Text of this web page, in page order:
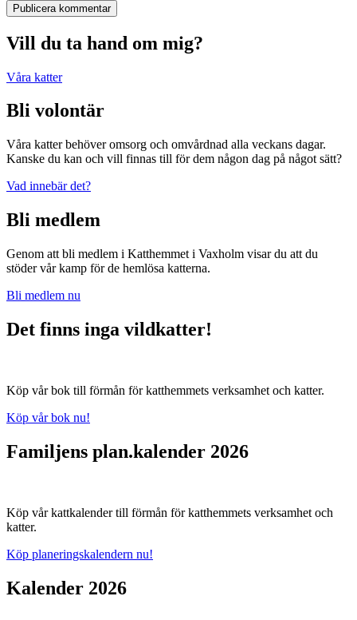
Publicera kommentar
Vill du ta hand om mig?
Våra katter
Bli volontär
Våra katter behöver omsorg och omvårdnad alla veckans dagar.
Kanske du kan och vill finnas till för dem någon dag på något sätt?
Vad innebär det?
Bli medlem
Genom att bli medlem i Katthemmet i Vaxholm visar du att du
stöder vår kamp för de hemlösa katterna.
Bli medlem nu
Det finns inga vildkatter!
Köp vår bok till förmån för katthemmets verksamhet och katter.
Köp vår bok nu!
Familjens plan.kalender 2026
Köp vår kattkalender till förmån för katthemmets verksamhet och
katter.
Köp planeringskalendern nu!
Kalender 2026